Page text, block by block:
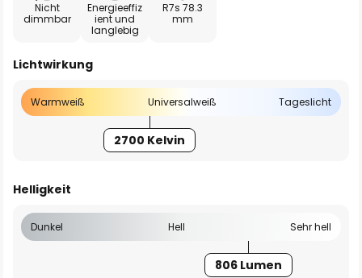
Nicht
dimmbar
Energieeffiz
ient und
langlebig
R7s 78.3
mm
Lichtwirkung
Warmweiß Universalweiß Tageslicht
2700 Kelvin
Helligkeit
Dunkel Hell Sehr hell
806 Lumen